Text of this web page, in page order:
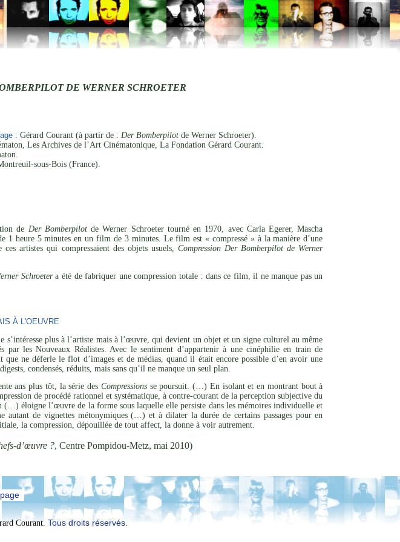
DE WERNER SCHROETER
: Gérard Courant (à partir de : Der Bomberpilotde Werner Schroeter).
Les Archives de l’Art Cinématonique, La Fondation Gérard Courant.
sous-Bois (France).
de Der Bomberpilotde Werner Schroeter tourné en 1970, avec Carla Egerer, Mascha
1 heure 5 minutes en un film de 3 minutes. Le film est « compressé » à la manière d’une
artistes qui compressaient des objets usuels, Compression Der Bomberpilot de Werner
Schroetera été de fabriquer une compression totale : dans ce film, il ne manque pas un
À L'OEUVRE
s’intéresse plus à l’artiste mais à l’œuvre, qui devient un objet et un signe culturel au même
par les Nouveaux Réalistes. Avec le sentiment d’appartenir à une cinéphilie en train de
que ne déferle le flot d’images et de médias, quand il était encore possible d’en avoir une
condensés, réduits, mais sans qu’il ne manque un seul plan.
ans plus tôt, la série des Compressionsse poursuit. (…) En isolant et en montrant bout à
de procédé rationnel et systématique, à contre-courant de la perception subjective du
éloigne l’œuvre de la forme sous laquelle elle persiste dans les mémoires individuelle et
autant de vignettes métonymiques (…) et à dilater la durée de certains passages pour en
la compression, dépouillée de tout affect, la donne à voir autrement.
d’œuvre ?, Centre Pompidou-Metz, mai 2010)
Courant. Tous droits réservés.